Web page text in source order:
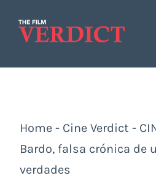
Home - Cine Verdict -
Bardo, falsa crónica de
verdades